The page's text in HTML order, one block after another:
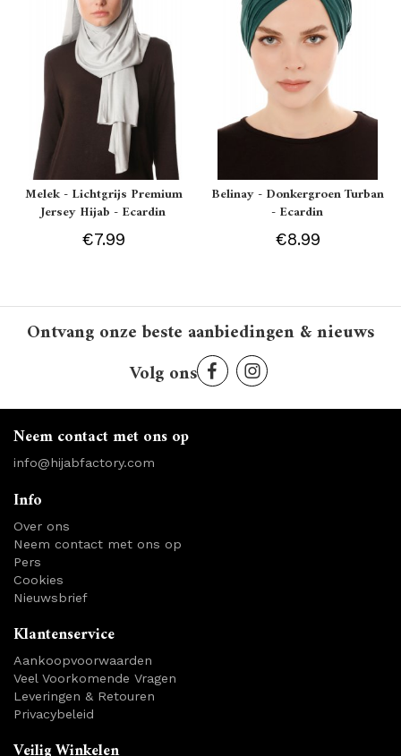
Melek - Lichtgrijs Premium
Jersey Hijab - Ecardin
€7.99
Belinay - Donkergroen Turban
- Ecardin
€8.99
Ontvang onze beste aanbiedingen & nieuws
Volg ons
Neem contact met ons op
info@hijabfactory.com
Info
Over ons
Neem contact met ons op
Pers
Cookies
Nieuwsbrief
Klantenservice
Aankoopvoorwaarden
Veel Voorkomende Vragen
Leveringen & Retouren
Privacybeleid